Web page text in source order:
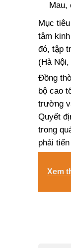
Mục
tâm
đó, tập
(Hà
Đồng
bộ cao
trường
Quyết
trong
phải
Xem